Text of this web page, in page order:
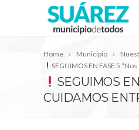
Home Municipio
SEGUIMOS EN FASE 5
SEGUIMOS
CUIDAMOS